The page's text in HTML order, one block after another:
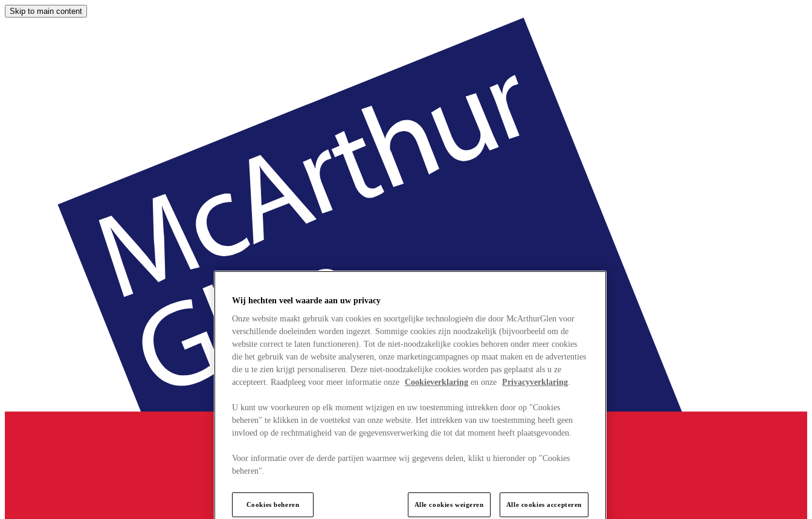
Skip to main content
Wij hechten veel waarde aan uw privacy
Onze website maakt gebruik van cookies en soortgelijke technologieën die door McArthurGlen voor
verschillende doeleinden worden ingezet. Sommige cookies zijn noodzakelijk (bijvoorbeeld om de
website correct te laten functioneren). Tot de niet-noodzakelijke cookies behoren onder meer cookies
die het gebruik van de website analyseren, onze marketingcampagnes op maat maken en de advertenties
die u te zien krijgt personaliseren. Deze niet-noodzakelijke cookies worden pas geplaatst als u ze
accepteert. Raadpleeg voor meer informatie onze Cookieverklaring en onze Privacyverklaring.
U kunt uw voorkeuren op elk moment wijzigen en uw toestemming intrekken door op "Cookies
beheren" te klikken in de voettekst van onze website. Het intrekken van uw toestemming heeft geen
invloed op de rechtmatigheid van de gegevensverwerking die tot dat moment heeft plaatsgevonden.
Voor informatie over de derde partijen waarmee wij gegevens delen, klikt u hieronder op "Cookies
beheren".
Cookies beheren Alle cookies weigeren Alle cookies accepteren